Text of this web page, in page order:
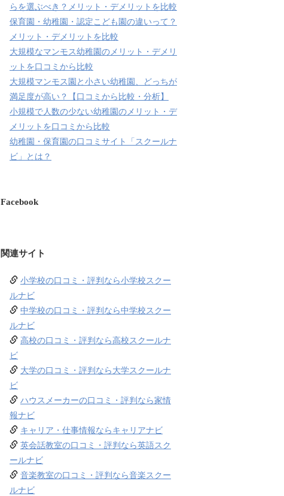
らを選ぶべき？メリット・デメリットを比較
保育園・幼稚園・認定こども園の違いって？
メリット・デメリットを比較
大規模なマンモス幼稚園のメリット・デメリ
ットを口コミから比較
大規模マンモス園と小さい幼稚園、どっちが
満足度が高い？【口コミから比較・分析】
小規模で人数の少ない幼稚園のメリット・デ
メリットを口コミから比較
幼稚園・保育園の口コミサイト「スクールナ
ビ」とは？
Facebook
関連サイト
小学校の口コミ・評判なら小学校スクー
ルナビ
中学校の口コミ・評判なら中学校スクー
ルナビ
高校の口コミ・評判なら高校スクールナ
ビ
大学の口コミ・評判なら大学スクールナ
ビ
ハウスメーカーの口コミ・評判なら家情
報ナビ
キャリア・仕事情報ならキャリアナビ
英会話教室の口コミ・評判なら英語スク
ールナビ
音楽教室の口コミ・評判なら音楽スクー
ルナビ